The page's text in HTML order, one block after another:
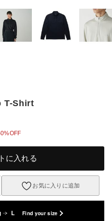
T-Shirt
に入れる
お気に入りに追加
L Find your size